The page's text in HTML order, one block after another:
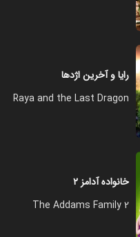
رایا و آخرین اژدها
Raya and the Last Dragon
خانواده آدامز ۲
The Addams Family 2